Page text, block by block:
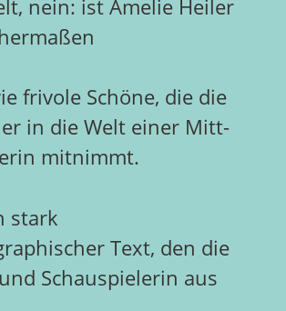
nein: ist Amelie Heiler
frivole Schöne, die die
in die Welt einer Mitt-
mitnimmt.
stark
Text, den die
Schauspielerin aus